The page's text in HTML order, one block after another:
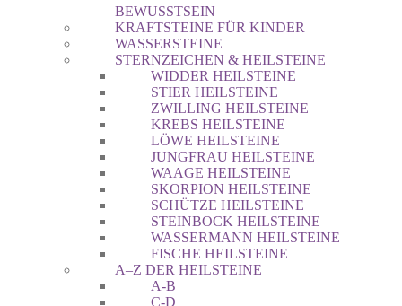
BEWUSSTSEIN
KRAFTSTEINE FÜR KINDER
WASSERSTEINE
STERNZEICHEN & HEILSTEINE
WIDDER HEILSTEINE
STIER HEILSTEINE
ZWILLING HEILSTEINE
KREBS HEILSTEINE
LÖWE HEILSTEINE
JUNGFRAU HEILSTEINE
WAAGE HEILSTEINE
SKORPION HEILSTEINE
SCHÜTZE HEILSTEINE
STEINBOCK HEILSTEINE
WASSERMANN HEILSTEINE
FISCHE HEILSTEINE
A–Z DER HEILSTEINE
A-B
C-D